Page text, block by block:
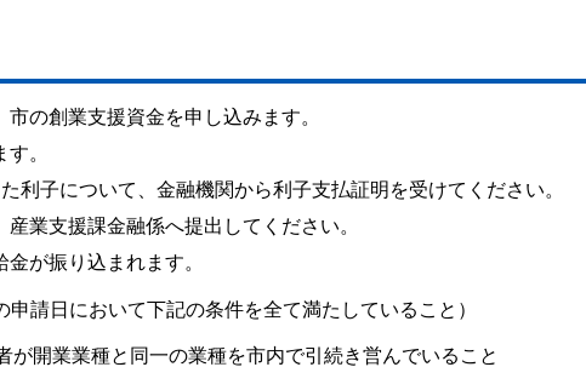
の創業支援資金を申し込みます。
。
利子について、金融機関から利子支払証明を受けてください。
業支援課金融係へ提出してください。
が振り込まれます。
申請日において下記の条件を全て満たしていること）
が開業業種と同一の業種を市内で引続き営んでいること